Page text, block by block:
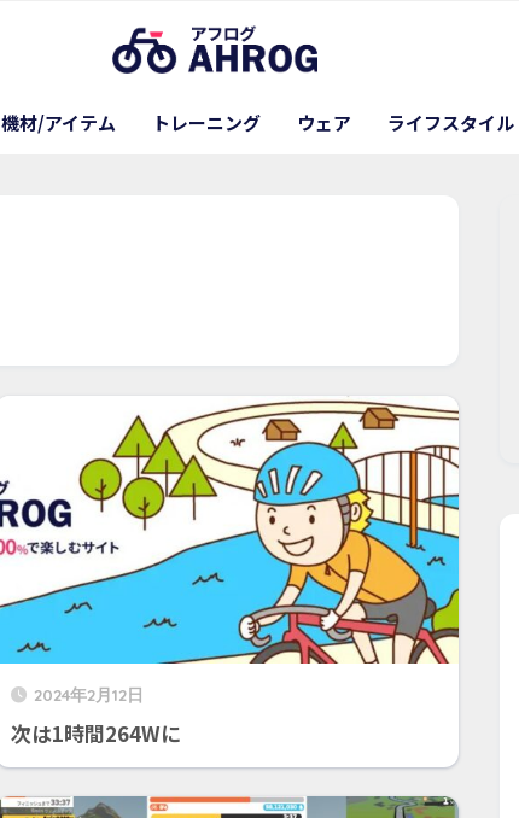
機材/アイテム トレーニング ウェア ライフスタイル
2024年2月12日
次は1時間264Wに